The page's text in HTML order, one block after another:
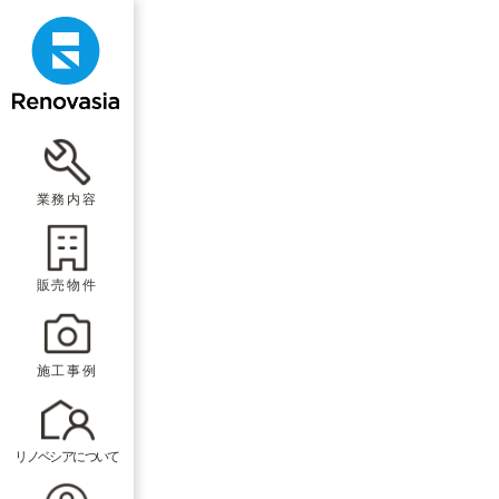
業務内容
販売物件
施工事例
リノベシアについて